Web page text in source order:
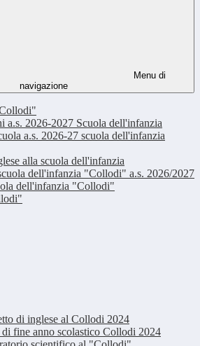
Menu di
navigazione
a.s. 2026-2027 Scuola dell'infanzia
a.s. 2026-27 scuola dell'infanzia
alla scuola dell'infanzia
dell'infanzia "Collodi" a.s. 2026/2027
dell'infanzia "Collodi"
di inglese al Collodi 2024
di fine anno scolastico Collodi 2024